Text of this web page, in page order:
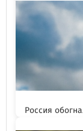
Россия